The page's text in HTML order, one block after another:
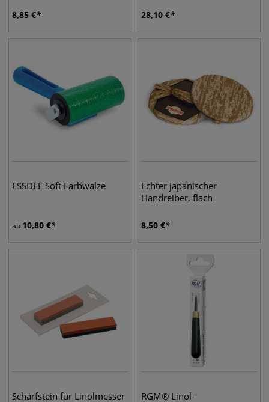
8,85 € 28,10 €
ESSDEE Soft Farbwalze
ab 10,80 €
Echter japanischer
Handreiber, flach
8,50 €
Schärfstein für Linolmesser
RGM® Linol-